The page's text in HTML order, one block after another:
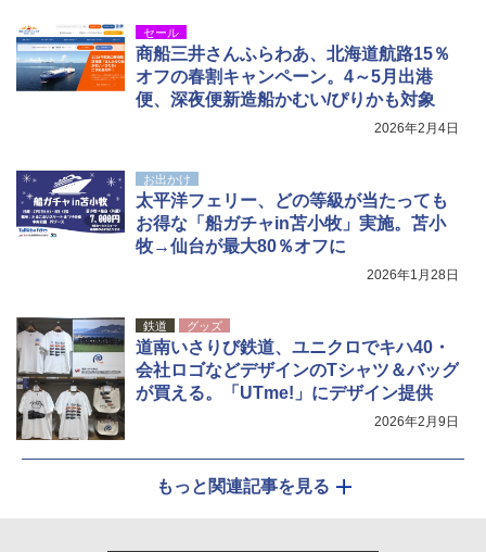
セール
商船三井さんふらわあ、北海道航路15％
オフの春割キャンペーン。4～5月出港
便、深夜便新造船かむい/ぴりかも対象
2026年2月4日
お出かけ
太平洋フェリー、どの等級が当たっても
お得な「船ガチャin苫小牧」実施。苫小
牧→仙台が最大80％オフに
2026年1月28日
鉄道 グッズ
道南いさりび鉄道、ユニクロでキハ40・
会社ロゴなどデザインのTシャツ＆バッグ
が買える。「UTme!」にデザイン提供
2026年2月9日
もっと関連記事を見る